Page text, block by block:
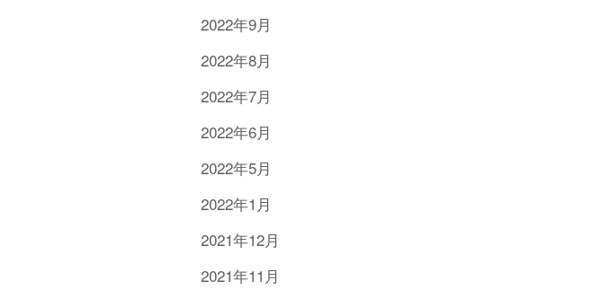
2022年9月
2022年8月
2022年7月
2022年6月
2022年5月
2022年1月
2021年12月
2021年11月